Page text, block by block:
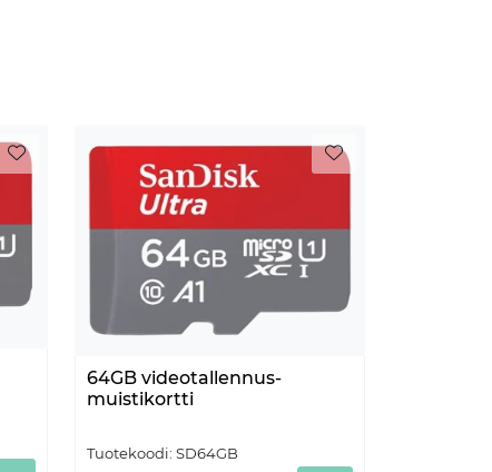
64GB videotallennus-
muistikortti
Tuotekoodi: SD64GB